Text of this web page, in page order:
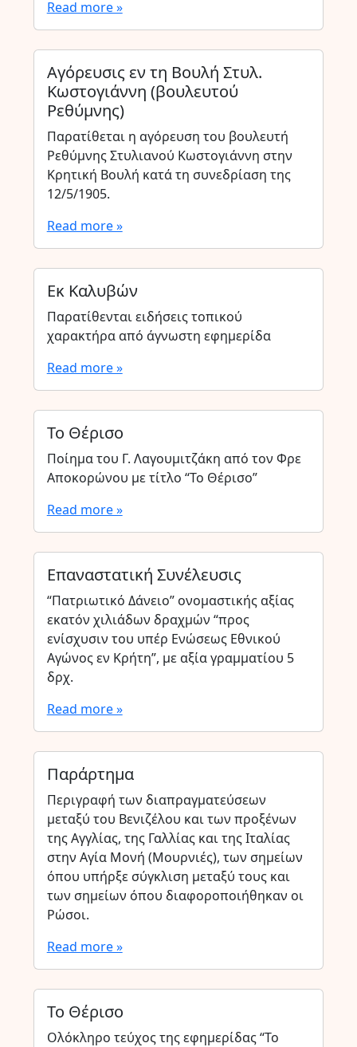
Read more »
Αγόρευσις εν τη Βουλή Στυλ.
Κωστογιάννη (βουλευτού
Ρεθύμνης)
Παρατίθεται η αγόρευση του βουλευτή
Ρεθύμνης Στυλιανού Κωστογιάννη στην
Κρητική Βουλή κατά τη συνεδρίαση της
12/5/1905.
Read more »
Εκ Καλυβών
Παρατίθενται ειδήσεις τοπικού
χαρακτήρα από άγνωστη εφημερίδα
Read more »
Το Θέρισο
Ποίημα του Γ. Λαγουμιτζάκη από τον Φρε
Αποκορώνου με τίτλο “Το Θέρισο”
Read more »
Επαναστατική Συνέλευσις
“Πατριωτικό Δάνειο” ονομαστικής αξίας
εκατόν χιλιάδων δραχμών “προς
ενίσχυσιν του υπέρ Ενώσεως Εθνικού
Αγώνος εν Κρήτη”, με αξία γραμματίου 5
δρχ.
Read more »
Παράρτημα
Περιγραφή των διαπραγματεύσεων
μεταξύ του Βενιζέλου και των προξένων
της Αγγλίας, της Γαλλίας και της Ιταλίας
στην Αγία Μονή (Μουρνιές), των σημείων
όπου υπήρξε σύγκλιση μεταξύ τους και
των σημείων όπου διαφοροποιήθηκαν οι
Ρώσοι.
Read more »
Το Θέρισο
Ολόκληρο τεύχος της εφημερίδας “Το